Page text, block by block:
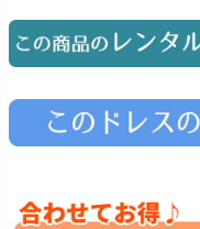
Angel's Photo Studio
予約 Web または お電話
特典 ヘアメイク・着付け